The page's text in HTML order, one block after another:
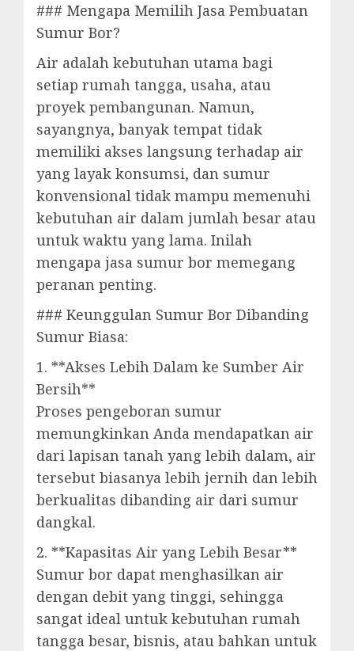
### Mengapa Memilih Jasa Pembuatan
Sumur Bor?
Air adalah kebutuhan utama bagi
setiap rumah tangga, usaha, atau
proyek pembangunan. Namun,
sayangnya, banyak tempat tidak
memiliki akses langsung terhadap air
yang layak konsumsi, dan sumur
konvensional tidak mampu memenuhi
kebutuhan air dalam jumlah besar atau
untuk waktu yang lama. Inilah
mengapa jasa sumur bor memegang
peranan penting.
### Keunggulan Sumur Bor Dibanding
Sumur Biasa:
1. **Akses Lebih Dalam ke Sumber Air
Bersih**
Proses pengeboran sumur
memungkinkan Anda mendapatkan air
dari lapisan tanah yang lebih dalam, air
tersebut biasanya lebih jernih dan lebih
berkualitas dibanding air dari sumur
dangkal.
2. **Kapasitas Air yang Lebih Besar**
Sumur bor dapat menghasilkan air
dengan debit yang tinggi, sehingga
sangat ideal untuk kebutuhan rumah
tangga besar, bisnis, atau bahkan untuk